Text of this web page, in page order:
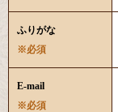
ふりがな
※必須
E-mail
※必須